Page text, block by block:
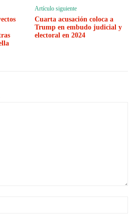
Artículo siguiente
Cuarta acusación coloca a
Trump en embudo judicial y
electoral en 2024